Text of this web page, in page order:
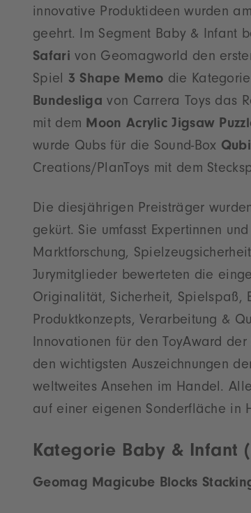
innovative Produktideen wurden
geehrt. Im Segment Baby & Infant
Safari von Geomagworld den
Spiel 3 Shape Memo die
Bundesliga von Carrera Toys das
mit dem Moon Acrylic Jigsaw
wurde Qubs für die Sound-Box
Creations/PlanToys mit dem
Die diesjährigen Preisträger
gekürt. Sie umfasst Expertinnen
Marktforschung,
Jurymitglieder bewerteten die
Originalität, Sicherheit, Spielspaß,
Produktkonzepts, Verarbeitung &
Innovationen für den ToyAward
den wichtigsten Auszeichnungen
weltweites Ansehen im Handel.
auf einer eigenen Sonderfläche in
Kategorie Baby & Infant
Geomag Magicube Blocks